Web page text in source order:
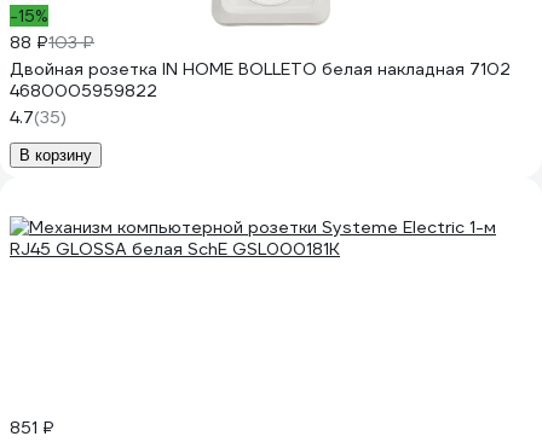
-15%
88 ₽103 ₽
Двойная розетка IN HOME BOLLETO белая накладная 7102
4680005959822
4.7(35)
В корзину
851 ₽